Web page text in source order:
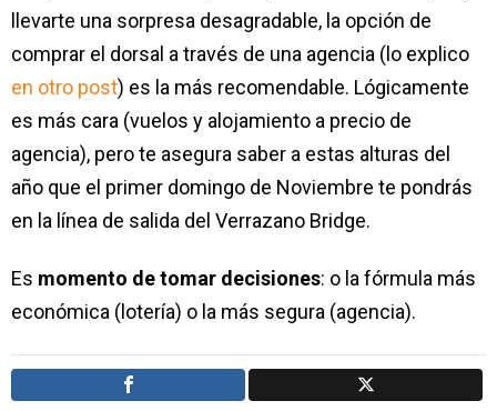
llevarte una sorpresa desagradable, la opción de
comprar el dorsal a través de una agencia (lo explico
en otro post) es la más recomendable. Lógicamente
es más cara (vuelos y alojamiento a precio de
agencia), pero te asegura saber a estas alturas del
año que el primer domingo de Noviembre te pondrás
en la línea de salida del Verrazano Bridge.
Es momento de tomar decisiones: o la fórmula más
económica (lotería) o la más segura (agencia).